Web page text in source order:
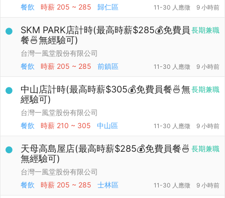
餐飲
時薪 205 ~ 285 歸仁區 11-30 人應徵 9 小時前
長期兼職
SKM PARK店計時(最高時薪$285💰免費員
餐🍜無經驗可)
台灣一風堂股份有限公司
餐飲
時薪 205 ~ 285 前鎮區 11-30 人應徵 9 小時前
長期兼職
中山店計時(最高時薪$305💰免費員餐🍜無
經驗可)
台灣一風堂股份有限公司
餐飲
時薪 210 ~ 305 中山區 11-30 人應徵 9 小時前
長期兼職
天母高島屋店(最高時薪$285💰免費員餐🍜
無經驗可)
台灣一風堂股份有限公司
餐飲
時薪 205 ~ 285 士林區 11-30 人應徵 9 小時前